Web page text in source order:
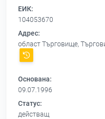
ЕИК:
104053670
Адрес:
област Търговище,
Основана:
09.07.1996
Статус:
действащ